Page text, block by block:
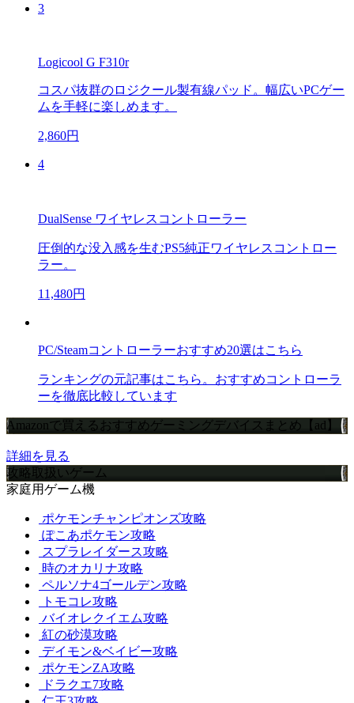
3
Logicool G F310r
コスパ抜群のロジクール製有線パッド。幅広いPCゲー
ムを手軽に楽しめます。
2,860円
4
DualSense ワイヤレスコントローラー
圧倒的な没入感を生むPS5純正ワイヤレスコントロー
ラー。
11,480円
PC/Steamコントローラーおすすめ20選はこちら
ランキングの元記事はこちら。おすすめコントローラ
ーを徹底比較しています
Amazonで買えるおすすめゲーミングデバイスまとめ【ad】
詳細を見る
攻略取扱いゲーム
家庭用ゲーム機
ポケモンチャンピオンズ攻略
ぽこあポケモン攻略
スプラレイダース攻略
時のオカリナ攻略
ペルソナ4ゴールデン攻略
トモコレ攻略
バイオレクイエム攻略
紅の砂漠攻略
デイモン&ベイビー攻略
ポケモンZA攻略
ドラクエ7攻略